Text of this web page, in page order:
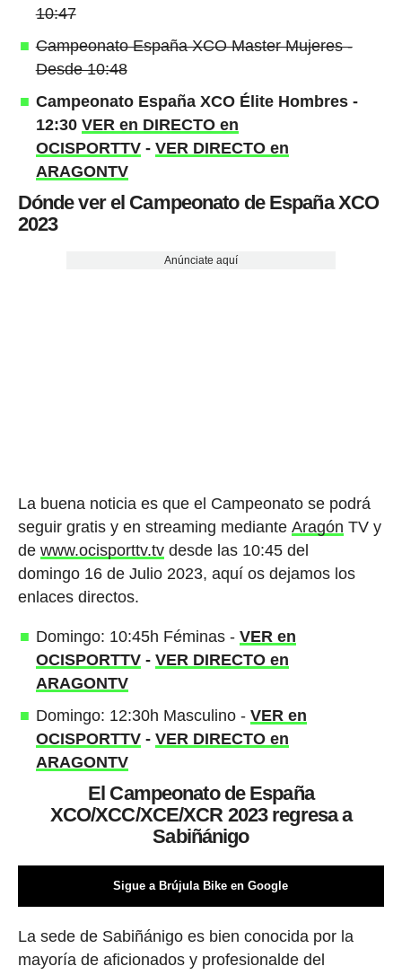
10:47
Campeonato España XCO Master Mujeres -
Desde 10:48
Campeonato España XCO Élite Hombres -
12:30 VER en DIRECTO en
OCISPORTTV- VER DIRECTO en
ARAGONTV
Dónde ver el Campeonato de España XCO
2023
Anúnciate aquí
La buena noticia es que el Campeonato se podrá
seguir gratis y en streaming mediante Aragón TV y
de www.ocisporttv.tvdesde las 10:45 del
domingo 16 de Julio 2023, aquí os dejamos los
enlaces directos.
Domingo: 10:45h Féminas - VER en
OCISPORTTV- VER DIRECTO en
ARAGONTV
Domingo: 12:30h Masculino - VER en
OCISPORTTV- VER DIRECTO en
ARAGONTV
El Campeonato de España
XCO/XCC/XCE/XCR 2023 regresa a
Sabiñánigo
Sigue a Brújula Bike en Google
La sede de Sabiñánigo es bien conocida por la
mayoría de aficionados y profesionalde del